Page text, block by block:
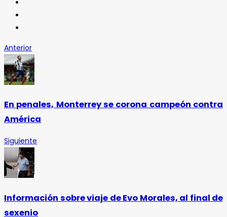
Anterior
En penales, Monterrey se corona campeón contra
América
Siguiente
Información sobre viaje de Evo Morales, al final de
sexenio